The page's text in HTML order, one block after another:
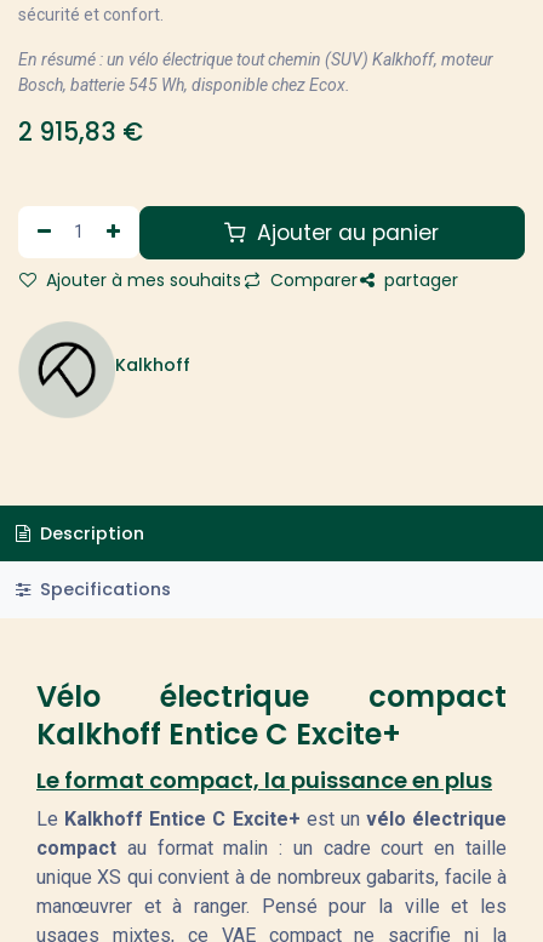
sécurité et confort.
En résumé : un vélo électrique tout chemin (SUV) Kalkhoff, moteur
Bosch, batterie 545 Wh, disponible chez Ecox.
2 915,83 €
Ajouter au panier
Ajouter à mes souhaits Comparer partager
Kalkhoff
Description
Specifications
Vélo électrique compact
Kalkhoff Entice C Excite+
Le format compact, la puissance en plus
Le Kalkhoff Entice C Excite+ est un vélo électrique
compact au format malin : un cadre court en taille
unique XS qui convient à de nombreux gabarits, facile à
manœuvrer et à ranger. Pensé pour la ville et les
usages mixtes, ce VAE compact ne sacrifie ni la